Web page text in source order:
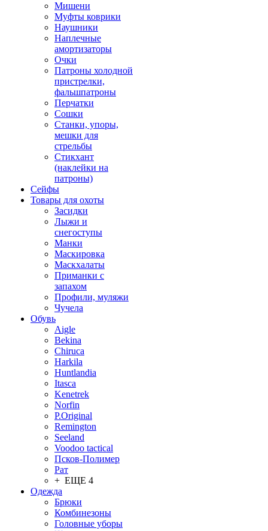
Мишени
Муфты коврики
Наушники
Наплечные
амортизаторы
Очки
Патроны холодной
пристрелки,
фальшпатроны
Перчатки
Сошки
Станки, упоры,
мешки для
стрельбы
Стикхант
(наклейки на
патроны)
Сейфы
Товары для охоты
Засидки
Лыжи и
снегоступы
Манки
Маскировка
Маскхалаты
Приманки с
запахом
Профили, муляжи
Чучела
Обувь
Aigle
Bekina
Chiruсa
Harkila
Huntlandia
Itasca
Kenetrek
Norfin
P.Original
Remington
Seeland
Voodoo tactical
Псков-Полимер
Рат
+ ЕЩЕ 4
Одежда
Брюки
Комбинезоны
Головные уборы